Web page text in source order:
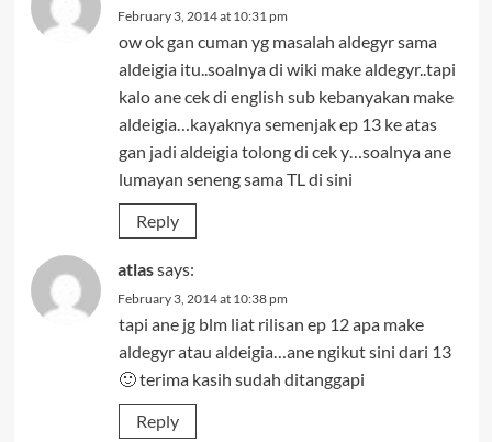
February 3, 2014 at 10:31 pm
ow ok gan cuman yg masalah aldegyr sama
aldeigia itu..soalnya di wiki make aldegyr..tapi
kalo ane cek di english sub kebanyakan make
aldeigia…kayaknya semenjak ep 13 ke atas
gan jadi aldeigia tolong di cek y…soalnya ane
lumayan seneng sama TL di sini
Reply
atlassays:
February 3, 2014 at 10:38 pm
tapi ane jg blm liat rilisan ep 12 apa make
aldegyr atau aldeigia…ane ngikut sini dari 13
🙂 terima kasih sudah ditanggapi
Reply